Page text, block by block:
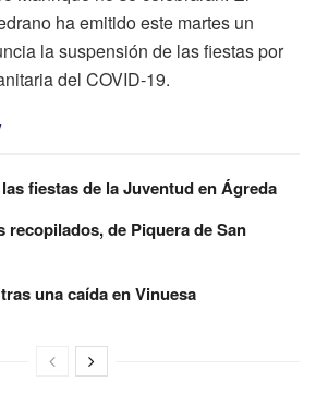
ha emitido este martes un
la suspensión de las fiestas por
del COVID-19.
fiestas de la Juventud en Ágreda
recopilados, de Piquera de San
una caída en Vinuesa